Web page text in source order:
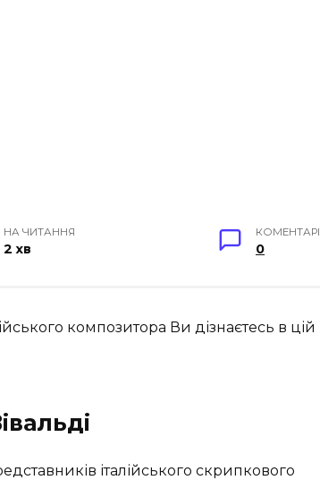
НА ЧИТАННЯ
2 хв
КОМЕНТАРІ
0
композитора Ви дізнаєтесь в цій
італійського скрипкового